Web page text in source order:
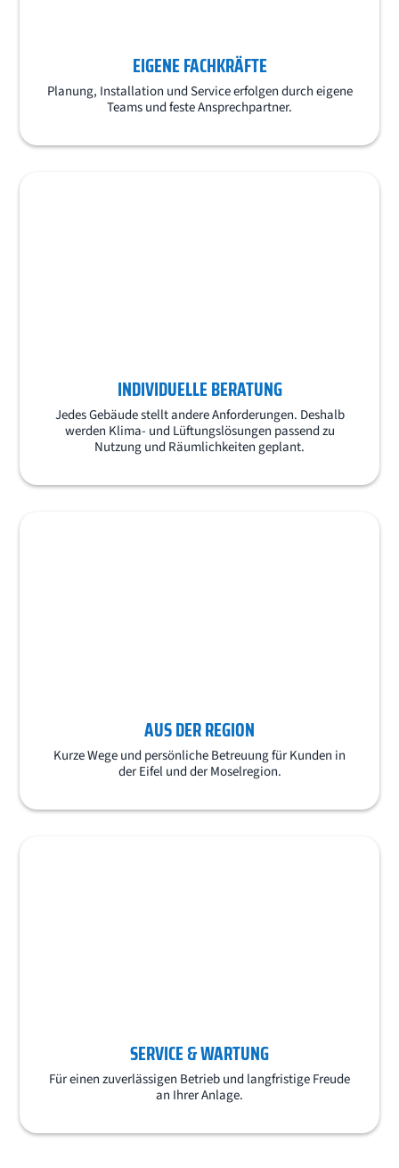
EIGENE FACHKRÄFTE
Planung, Installation und Service erfolgen durch eigene
Teams und feste Ansprechpartner.
INDIVIDUELLE BERATUNG
Jedes Gebäude stellt andere Anforderungen. Deshalb
werden Klima- und Lüftungslösungen passend zu
Nutzung und Räumlichkeiten geplant.
AUS DER REGION
Kurze Wege und persönliche Betreuung für Kunden in
der Eifel und der Moselregion.
SERVICE & WARTUNG
Für einen zuverlässigen Betrieb und langfristige Freude
an Ihrer Anlage.